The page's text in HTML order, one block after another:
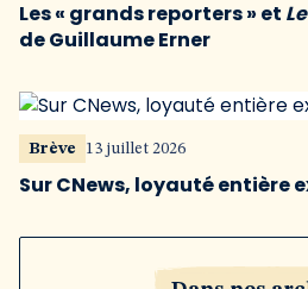
Les « grands reporters » et
de Guillaume Erner
Brève 13 juillet 2026
Sur CNews, loyauté entière